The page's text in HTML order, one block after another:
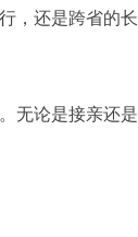
，还是跨省的长
无论是接亲还是